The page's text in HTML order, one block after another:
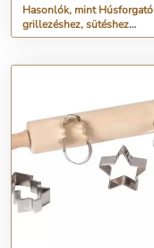
Hasonlók, mint Húsforgató
grillezéshez, sütéshez
(rozsdamentes acélból)